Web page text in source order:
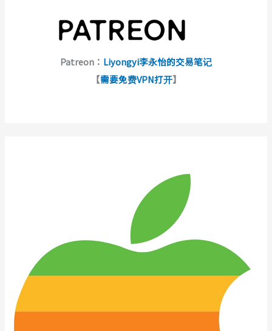
Patreon： Liyongyi李永怡的交易笔记
【需要免费VPN打开】